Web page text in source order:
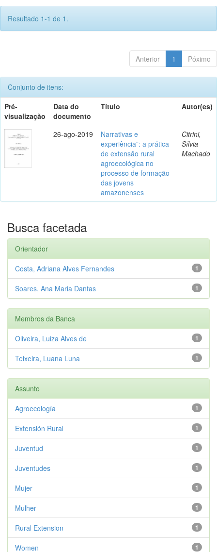
Resultado 1-1 de 1.
Anterior 1 Póximo
Conjunto de itens:
Pré-
visualização
Data do
documento
Título Autor(es)
26-ago-2019
Narrativas e
experiência”: a prática
de extensão rural
agroecológica no
processo de formação
das jovens
amazonenses
Citrini,
Sílvia
Machado
Busca facetada
Orientador
1
Costa, Adriana Alves Fernandes
1
Soares, Ana Maria Dantas
Membros da Banca
1
Oliveira, Luiza Alves de
1
Teixeira, Luana Luna
Assunto
1
Agroecología
1
Extensión Rural
1
Juventud
1
Juventudes
1
Mujer
1
Mulher
1
Rural Extension
1
Women